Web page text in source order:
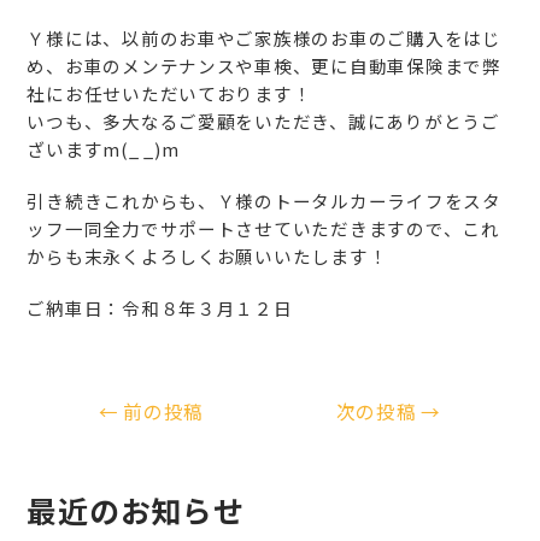
Ｙ様には、以前のお車やご家族様のお車のご購入をはじ
め、お車のメンテナンスや車検、更に自動車保険まで弊
社にお任せいただいております！
いつも、多大なるご愛顧をいただき、誠にありがとうご
ざいますm(_ _)m
引き続きこれからも、Ｙ様のトータルカーライフをスタ
ッフ一同全力でサポートさせていただきますので、これ
からも末永くよろしくお願いいたします！
ご納車日：令和８年３月１２日
← 前の投稿 次の投稿→
最近のお知らせ